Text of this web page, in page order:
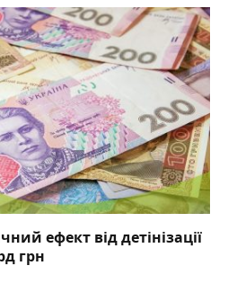
ефект від детінізації
грн